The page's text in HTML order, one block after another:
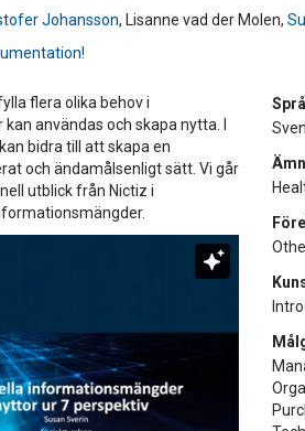
Johansson, Lisanne vad der Molen,
flera olika behov i
användas och skapa nytta. I
bidra till att skapa en
och ändamålsenligt sätt. Vi går
utblick från Nictiz i